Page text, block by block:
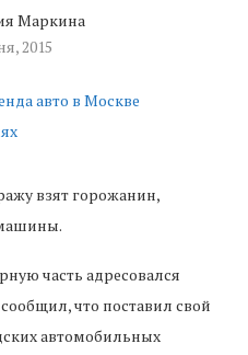
Маркина
2015
взят горожанин,
часть адресовался
что поставил свой
автомобильных